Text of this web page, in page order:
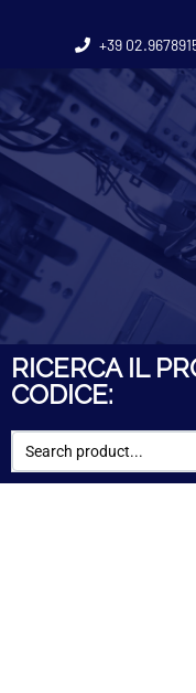
+39
RICERCA IL
CODICE: